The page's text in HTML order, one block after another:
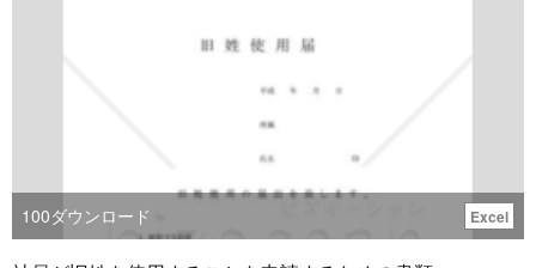
100ダウンロード Excel